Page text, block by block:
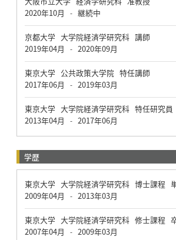
2020年10月
- 継続中
京都大学 大学院経済学研究科 講師
2019年04月
- 2020年09月
東京大学 公共政策大学院 特任講師
2017年06月
- 2019年03月
東京大学 大学院経済学研究科 特任研究員
2013年04月
- 2017年06月
学歴
東京大学 大学院経済学研究科 博士課程
2009年04月
- 2013年03月
東京大学 大学院経済学研究科 修士課程
2007年04月
- 2009年03月